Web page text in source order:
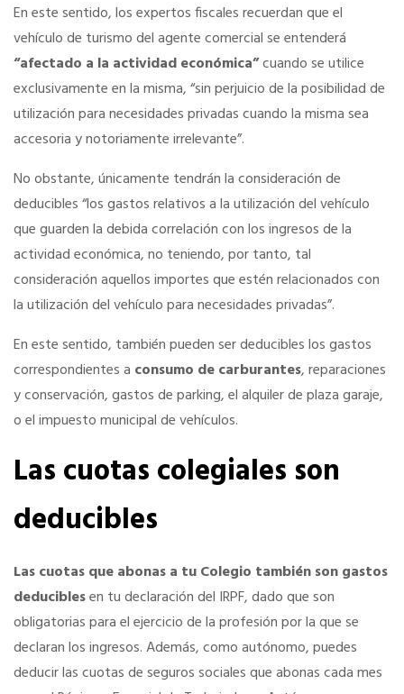
Portal de Empleo
VENTAJAS EN SEGUROS
Servicios financieros
Ventajas en las ferias
Tu CRM AC
Asesoramiento fiscal y jurídico
Despachos y salas de reuniones
Consulados comerciales
Internacional
En este sentido, los expertos fiscales recuerdan que el
vehículo de turismo del agente comercial se entenderá
“afectado a la actividad económica”cuando se utilice
exclusivamente en la misma, “sin perjuicio de la posibilidad de
utilización para necesidades privadas cuando la misma sea
accesoria y notoriamente irrelevante”.
No obstante, únicamente tendrán la consideración de
deducibles “los gastos relativos a la utilización del vehículo
que guarden la debida correlación con los ingresos de la
actividad económica, no teniendo, por tanto, tal
consideración aquellos importes que estén relacionados con
la utilización del vehículo para necesidades privadas”.
En este sentido, también pueden ser deducibles los gastos
correspondientes a consumo de carburantes, reparaciones
y conservación, gastos de parking, el alquiler de plaza garaje,
o el impuesto municipal de vehículos.
Las cuotas colegiales son
deducibles
Las cuotas que abonas a tu Colegio también son gastos
deduciblesen tu declaración del IRPF, dado que son
obligatorias para el ejercicio de la profesión por la que se
declaran los ingresos. Además, como autónomo, puedes
deducir las cuotas de seguros sociales que abonas cada mes